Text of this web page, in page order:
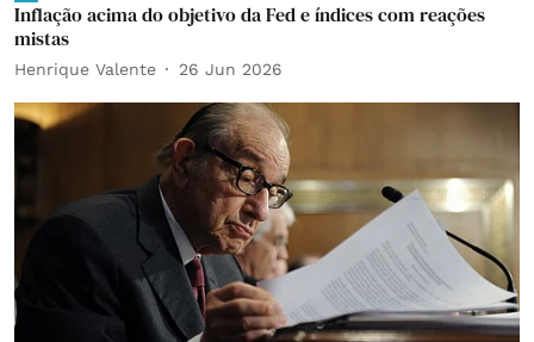
Inflação acima do objetivo da Fed e índices com reações
mistas
Henrique Valente 26 Jun 2026